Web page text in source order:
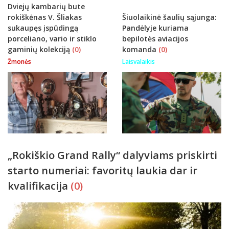
Dviejų kambarių bute
rokiškėnas V. Šliakas
sukaupęs įspūdingą
porceliano, vario ir stiklo
gaminių kolekciją (0)
Žmonės
Šiuolaikinė šaulių sąjunga:
Pandėlyje kuriama
bepilotės aviacijos
komanda (0)
Laisvalaikis
„Rokiškio Grand Rally“ dalyviams priskirti
starto numeriai: favoritų laukia dar ir
kvalifikacija (0)